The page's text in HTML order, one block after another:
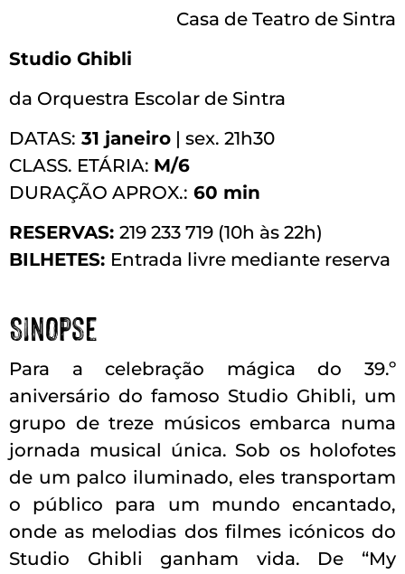
Casa de Teatro de Sintra
Studio Ghibli
da Orquestra Escolar de Sintra
DATAS: 31 janeiro | sex. 21h30
CLASS. ETÁRIA: M/6
DURAÇÃO APROX.: 60 min
RESERVAS: 219 233 719 (10h às 22h)
BILHETES: Entrada livre mediante reserva
Sinopse
Para a celebração mágica do 39.º
aniversário do famoso Studio Ghibli, um
grupo de treze músicos embarca numa
jornada musical única. Sob os holofotes
de um palco iluminado, eles transportam
o público para um mundo encantado,
onde as melodias dos filmes icónicos do
Studio Ghibli ganham vida. De “My